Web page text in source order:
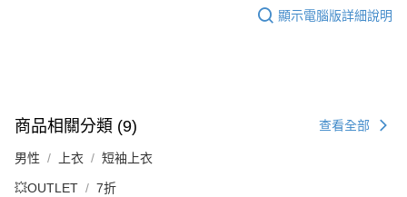
顯示電腦版詳細說明
商品相關分類 (9) 查看全部
男性 上衣 短袖上衣
💥OUTLET 7折